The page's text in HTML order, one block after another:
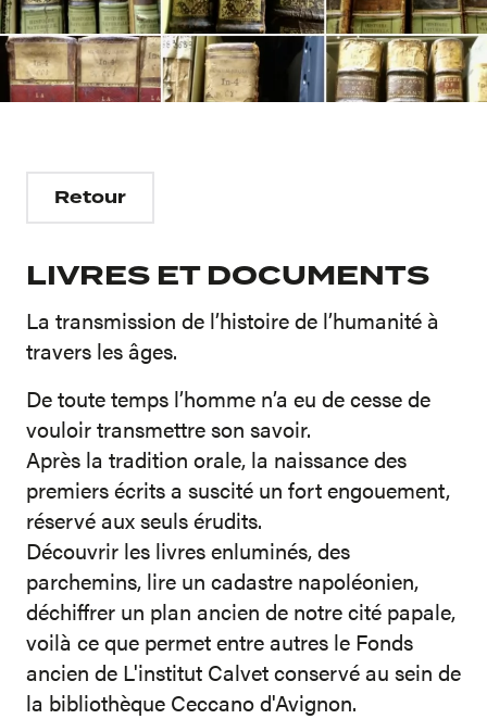
Retour
LIVRES ET DOCUMENTS
La transmission de l’histoire de l’humanité à
travers les âges.
De toute temps l’homme n’a eu de cesse de
vouloir transmettre son savoir.
Après la tradition orale, la naissance des
premiers écrits a suscité un fort engouement,
réservé aux seuls érudits.
Découvrir les livres enluminés, des
parchemins, lire un cadastre napoléonien,
déchiffrer un plan ancien de notre cité papale,
voilà ce que permet entre autres le Fonds
ancien de L'institut Calvet conservé au sein de
la bibliothèque Ceccano d'Avignon.